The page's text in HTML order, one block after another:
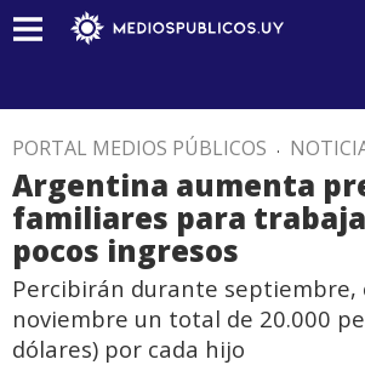
PORTAL MEDIOS PÚBLICOS .
Argentina aumenta
familiares para
pocos ingresos
Percibirán durante septiembre,
noviembre un total de 20.000
dólares) por cada hijo